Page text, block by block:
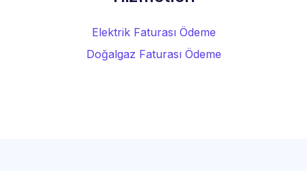
Elektrik Faturası Ödeme
Doğalgaz Faturası Ödeme